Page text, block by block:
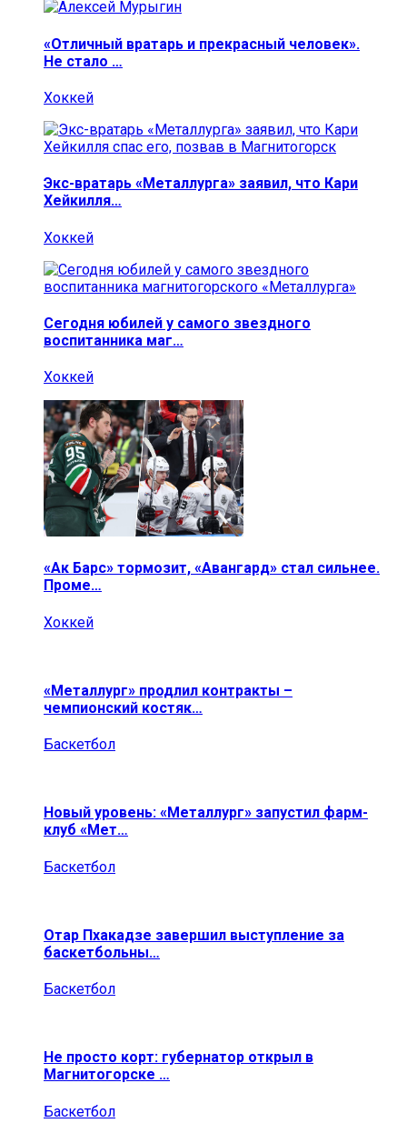
«Отличный вратарь и прекрасный человек».
Не стало …
Хоккей
Экс-вратарь «Металлурга» заявил, что Кари
Хейкилля…
Хоккей
Сегодня юбилей у самого звездного
воспитанника маг…
Хоккей
«Ак Барс» тормозит, «Авангард» стал сильнее.
Проме…
Хоккей
«Металлург» продлил контракты –
чемпионский костяк…
Баскетбол
Новый уровень: «Металлург» запустил фарм-
клуб «Мет…
Баскетбол
Отар Пхакадзе завершил выступление за
баскетбольны…
Баскетбол
Не просто корт: губернатор открыл в
Магнитогорске …
Баскетбол